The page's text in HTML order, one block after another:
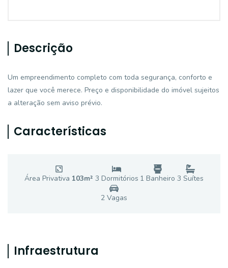
Descrição
Um empreendimento completo com toda segurança, conforto e
lazer que você merece. Preço e disponibilidade do imóvel sujeitos
a alteração sem aviso prévio.
Características
Área Privativa 103m² 3 Dormitórios 1 Banheiro 3 Suítes
2 Vagas
Infraestrutura